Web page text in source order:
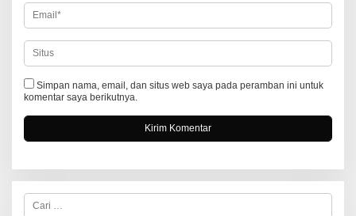
Simpan nama, email, dan situs web saya pada peramban ini untuk
komentar saya berikutnya.
C